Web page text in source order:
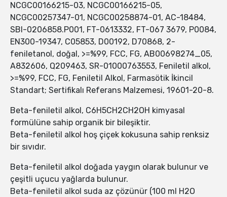
NCGC00166215-03, NCGC00166215-05,
NCGC00257347-01, NCGC00258874-01, AC-18484,
SBI-0206858.P001, FT-0613332, FT-067 3679, P0084,
EN300-19347, C05853, D00192, D70868, 2-
feniletanol, doğal, >=%99, FCC, FG, AB00698274_05,
A832606, Q209463, SR-01000763553, Feniletil alkol,
>=%99, FCC, FG, Feniletil Alkol, Farmasötik İkincil
Standart; Sertifikalı Referans Malzemesi, 19601-20-8.
Beta-feniletil alkol, C6H5CH2CH2OH kimyasal
formülüne sahip organik bir bileşiktir.
Beta-feniletil alkol hoş çiçek kokusuna sahip renksiz
bir sıvıdır.
Beta-feniletil alkol doğada yaygın olarak bulunur ve
çeşitli uçucu yağlarda bulunur.
Beta-feniletil alkol suda az çözünür (100 ml H2O